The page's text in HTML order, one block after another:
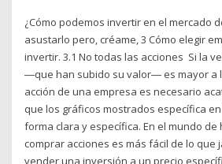
¿Cómo podemos invertir en el mercado
asustarlo pero, créame, 3 Cómo elegir
invertir. 3.1 No todas las acciones Si la
―que han subido su valor― es mayor a
acción de una empresa es necesario
que los gráficos mostrados específica
forma clara y específica. En el mundo de
comprar acciones es más fácil de lo que